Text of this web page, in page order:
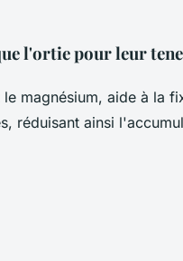
l'ortie pour leur
magnésium, aide à la
réduisant ainsi